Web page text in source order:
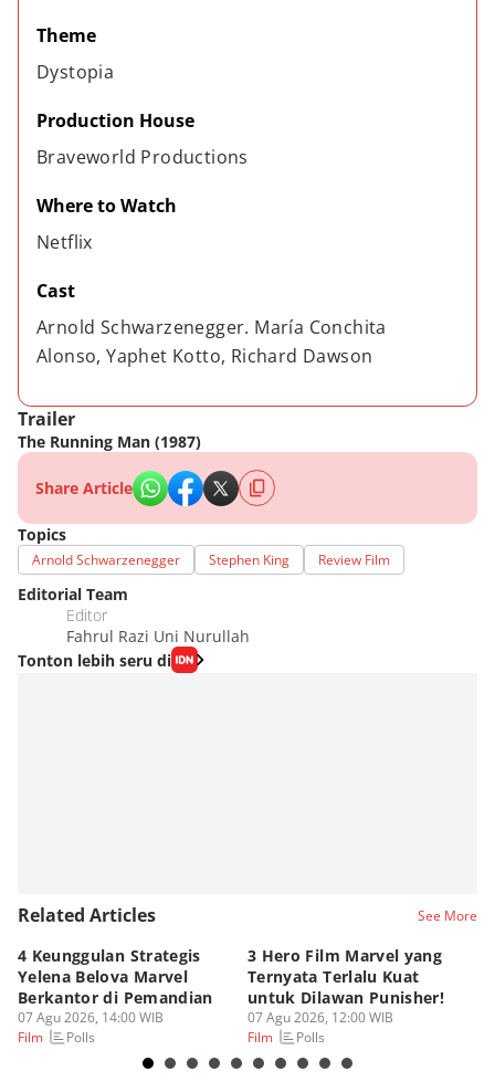
Theme
Dystopia
Production House
Braveworld Productions
Where to Watch
Netflix
Cast
Arnold Schwarzenegger. María Conchita
Alonso, Yaphet Kotto, Richard Dawson
Trailer
The Running Man (1987)
Share Article
Topics
Arnold Schwarzenegger Stephen King Review Film
Editorial Team
Editor
Fahrul Razi Uni Nurullah
Tonton lebih seru di
Related Articles See More
4 Keunggulan Strategis
Yelena Belova Marvel
Berkantor di Pemandian
07 Agu 2026, 14:00 WIB
Film
Polls
3 Hero Film Marvel yang
Ternyata Terlalu Kuat
untuk Dilawan Punisher!
07 Agu 2026, 12:00 WIB
Film
Polls